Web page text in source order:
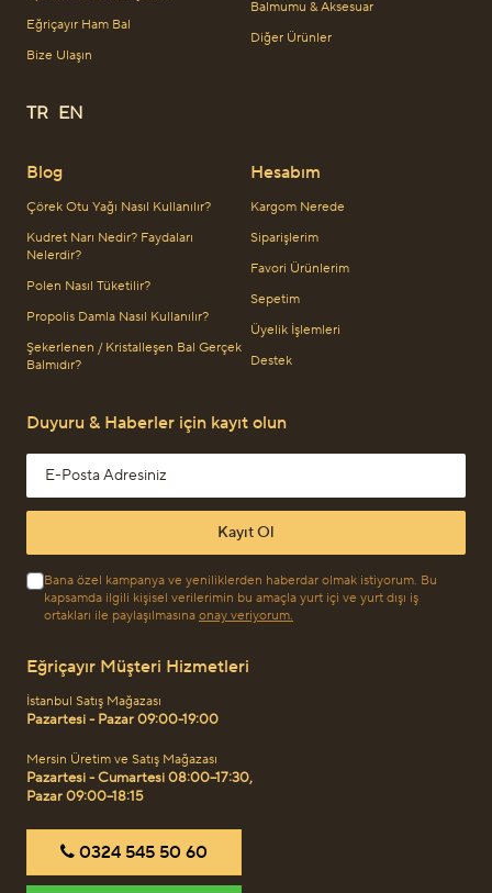
Eğriçayır Ham Bal
Bize Ulaşın
TR EN
Blog
Çörek Otu Yağı Nasıl Kullanılır?
Kudret Narı Nedir? Faydaları
Nelerdir?
Polen Nasıl Tüketilir?
Propolis Damla Nasıl Kullanılır?
Şekerlenen / Kristalleşen Bal Gerçek
Balmıdır?
Balmumu & Aksesuar
Diğer Ürünler
Hesabım
Kargom Nerede
Siparişlerim
Favori Ürünlerim
Sepetim
Üyelik İşlemleri
Destek
Duyuru & Haberler için kayıt olun
Email address
Kayıt Ol
Bana özel kampanya ve yeniliklerden haberdar olmak istiyorum. Bu
kapsamda ilgili kişisel verilerimin bu amaçla yurt içi ve yurt dışı iş
ortakları ile paylaşılmasına onay veriyorum.
Eğriçayır Müşteri Hizmetleri
İstanbul Satış Mağazası
Pazartesi - Pazar 09:00-19:00
Mersin Üretim ve Satış Mağazası
Pazartesi - Cumartesi 08:00–17:30,
Pazar 09:00–18:15
‎0324 545 50 60